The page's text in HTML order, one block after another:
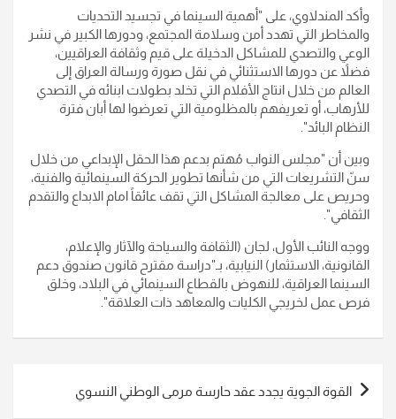
وأكد المندلاوي، على "أهمية السينما في تجسيد التحديات
والمخاطر التي تهدد أمن وسلامة المجتمع، ودورها الكبير في نشر
الوعي والتصدي للمشاكل الدخيلة على قيم وثقافة العراقيين،
فضلاً عن دورها الاستثنائي في نقل صورة ورسالة العراق إلى
العالم من خلال انتاج الأفلام التي تخلد بطولات ابنائه في التصدي
للأرهاب، أو تعريفهم بالمظلومية التي تعرضوا لها أبان فترة
النظام البائد".
وبين أن "مجلس النواب مُهتم بدعم هذا الحقل الإبداعي من خلال
سنّ التشريعات التي من شأنها تطوير الحركة السينمائية والفنية،
وحريص على معالجة المشاكل التي تقف عائقاً امام الابداع والتقدم
الثقافي".
ووجه النائب الأول، لجان (الثقافة والسياحة والآثار والإعلام،
القانونية، الاستثمار) النيابية، بـ"دراسة مقترح قانون صندوق دعم
السينما العراقية، للنهوض بالقطاع السينمائي في البلاد، وخلق
فرص عمل لخريجي الكليات والمعاهد ذات العلاقة".
تصفّح
المقالات
​​​​​​​القوة الجوية يجدد عقد حارسة مرمى الوطني النسوي